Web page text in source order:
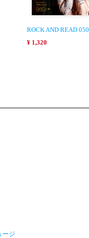
ROCK AND READ 050
¥ 1,320
ージ